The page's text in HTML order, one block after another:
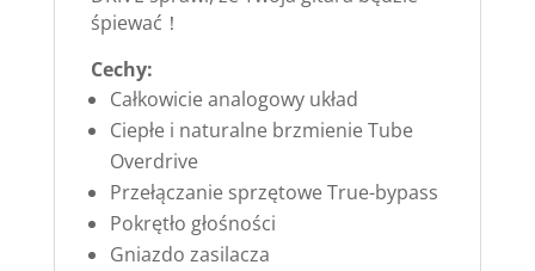
śpiewać！
Cechy:
Całkowicie analogowy układ
Ciepłe i naturalne brzmienie Tube
Overdrive
Przełączanie sprzętowe True-bypass
Pokrętło głośności
Gniazdo zasilacza